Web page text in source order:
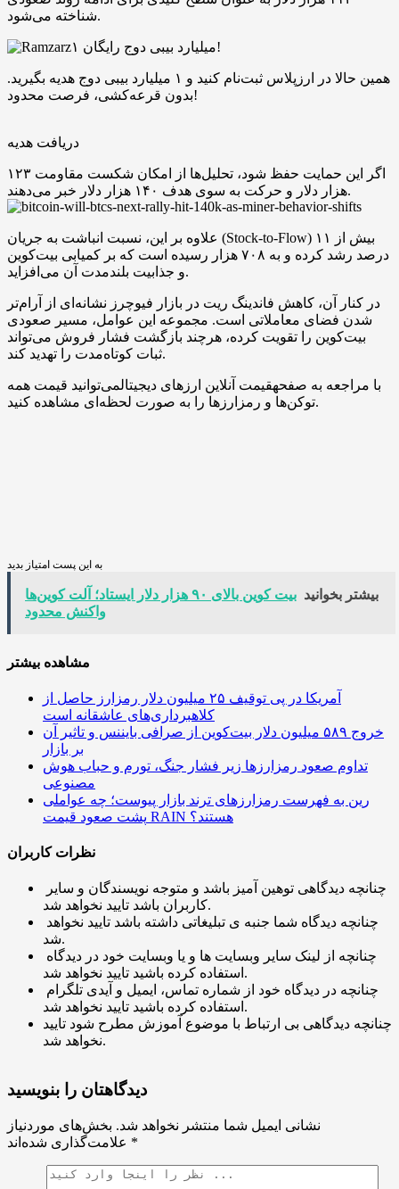
شناخته می‌شود.
۱ میلیارد بیبی دوج رایگان!
همین حالا در ارزپلاس ثبت‌نام کنید و ۱ میلیارد بیبی دوج هدیه بگیرید.
بدون قرعه‌کشی، فرصت محدود!
دریافت هدیه
اگر این حمایت حفظ شود، تحلیل‌ها از امکان شکست مقاومت ۱۲۳
هزار دلار و حرکت به سوی هدف ۱۴۰ هزار دلار خبر می‌دهند.
علاوه بر این، نسبت انباشت به جریان (Stock-to-Flow) بیش از ۱۱
درصد رشد کرده و به ۷۰۸ هزار رسیده است که بر کمیابی بیت‌کوین
و جذابیت بلندمدت آن می‌افزاید.
در کنار آن، کاهش فاندینگ ریت در بازار فیوچرز نشانه‌ای از آرام‌تر
شدن فضای معاملاتی است. مجموعه این عوامل، مسیر صعودی
بیت‌کوین را تقویت کرده، هرچند بازگشت فشار فروش می‌تواند
ثبات کوتاه‌مدت را تهدید کند.
با مراجعه به صفحهقیمت آنلاین ارزهای دیجیتالمی‌توانید قیمت همه
توکن‌ها و رمزارزها را به صورت لحظه‌ای مشاهده کنید.
به این پست امتیاز بدید
بیشتر بخوانید
بیت کوین بالای ۹۰ هزار دلار ایستاد؛ آلت کوین‌ها
واکنش محدود
مشاهده بیشتر
آمریکا در پی توقیف ۲۵ میلیون دلار رمزارز حاصل از
کلاهبرداری‌های عاشقانه است
خروج ۵۸۹ میلیون دلار بیت‌کوین از صرافی بایننس و تاثیر آن
بر بازار
تداوم صعود رمزارزها زیر فشار جنگ، تورم و حباب هوش
مصنوعی
رین به فهرست رمزارزهای ترند بازار پیوست؛ چه عواملی
پشت صعود قیمت RAIN هستند؟
نظرات کاربران
کاربران باشد تایید نخواهد شد.
شد.
استفاده کرده باشید تایید نخواهد شد.
استفاده کرده باشید تایید نخواهد شد.
چنانچه دیدگاهی بی ارتباط با موضوع آموزش مطرح شود تایید
نخواهد شد.
دیدگاهتان را بنویسید
نشانی ایمیل شما منتشر نخواهد شد. بخش‌های موردنیاز
*